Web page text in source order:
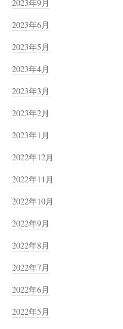
2023年9月
2023年6月
2023年5月
2023年4月
2023年3月
2023年2月
2023年1月
2022年12月
2022年11月
2022年10月
2022年9月
2022年8月
2022年7月
2022年6月
2022年5月